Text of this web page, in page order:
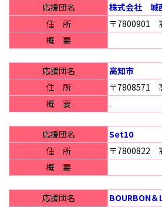
応援団名
株式会社 城
住 所
〒7800901
概 要
応援団名
高知市
住 所
〒7808571
概 要
.
応援団名
Set10
住 所
〒7800822
概 要
応援団名 BOURBON